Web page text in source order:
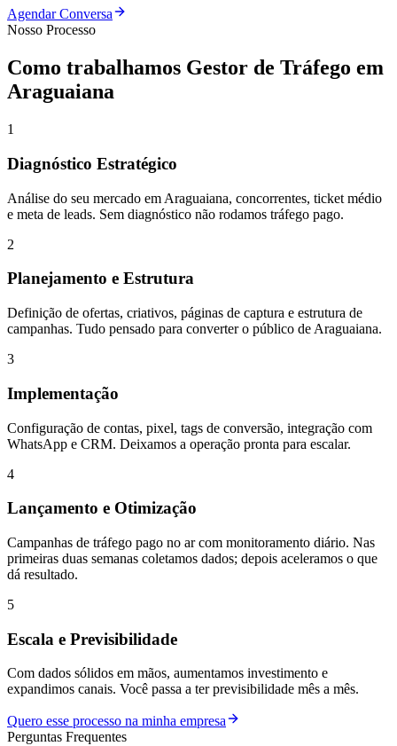
Agendar Conversa
Nosso Processo
Como trabalhamos Gestor de Tráfego em
Araguaiana
1
Diagnóstico Estratégico
Análise do seu mercado em Araguaiana, concorrentes, ticket médio
e meta de leads. Sem diagnóstico não rodamos tráfego pago.
2
Planejamento e Estrutura
Definição de ofertas, criativos, páginas de captura e estrutura de
campanhas. Tudo pensado para converter o público de Araguaiana.
3
Implementação
Configuração de contas, pixel, tags de conversão, integração com
WhatsApp e CRM. Deixamos a operação pronta para escalar.
4
Lançamento e Otimização
Campanhas de tráfego pago no ar com monitoramento diário. Nas
primeiras duas semanas coletamos dados; depois aceleramos o que
dá resultado.
5
Escala e Previsibilidade
Com dados sólidos em mãos, aumentamos investimento e
expandimos canais. Você passa a ter previsibilidade mês a mês.
Quero esse processo na minha empresa
Perguntas Frequentes